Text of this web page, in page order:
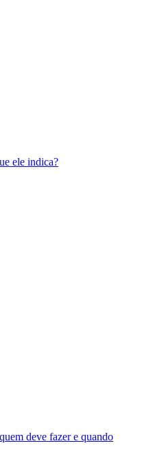
ele indica?
deve fazer e quando